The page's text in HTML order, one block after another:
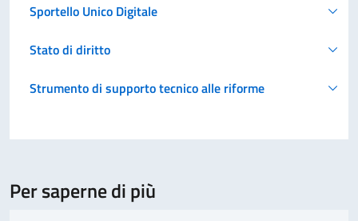
Sportello Unico Digitale
Stato di diritto
Strumento di supporto tecnico alle riforme
Per saperne di più